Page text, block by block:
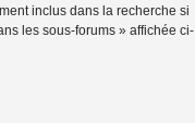
inclus dans la recherche si
les sous-forums » affichée ci-